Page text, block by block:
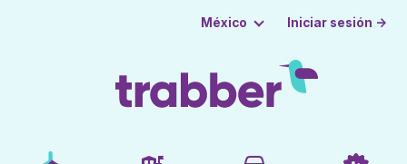
México Iniciar sesión →